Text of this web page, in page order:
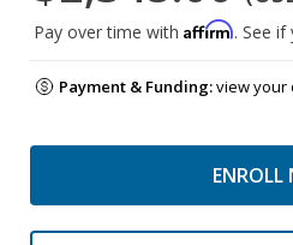
Pay over time with Affirm. See
Payment & Funding:view your
ENROLL